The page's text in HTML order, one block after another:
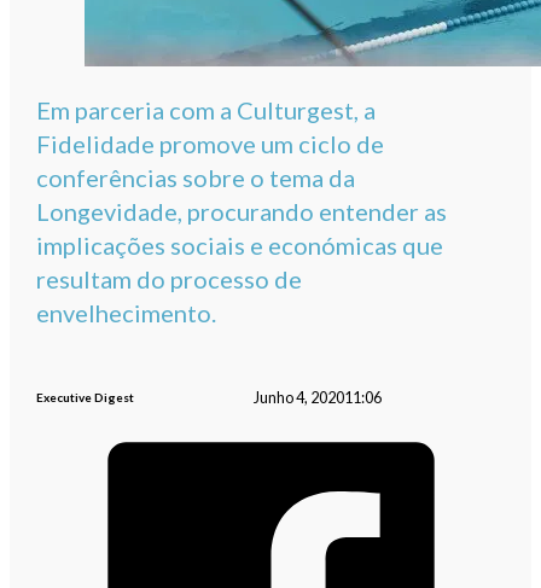
Em parceria com a Culturgest, a
Fidelidade promove um ciclo de
conferências sobre o tema da
Longevidade, procurando entender as
implicações sociais e económicas que
resultam do processo de
envelhecimento.
Executive Digest Junho 4, 202011:06